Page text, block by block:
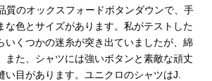
質のオックスフォードボタンダウンで、手
な色とサイズがあります。私がテストした
いくつかの迷糸が突き出ていましたが、綿
また、シャツには強いボタンと素敵な頑丈
い目があります。ユニクロのシャツはJ.